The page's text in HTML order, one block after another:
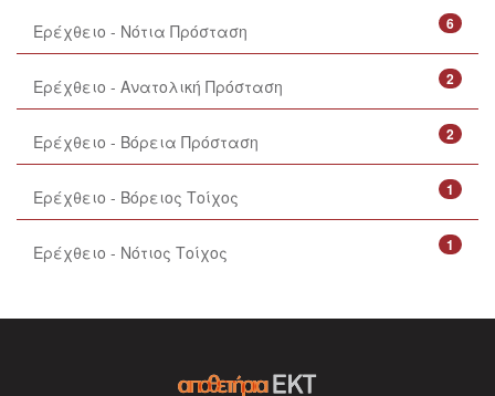
6
Ερέχθειο - Νότια Πρόσταση
2
Ερέχθειο - Ανατολική Πρόσταση
2
Ερέχθειο - Βόρεια Πρόσταση
1
Ερέχθειο - Βόρειος Τοίχος
1
Ερέχθειο - Νότιος Τοίχος